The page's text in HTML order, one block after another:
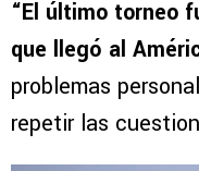
“El último torneo
que llegó al
problemas
repetir las